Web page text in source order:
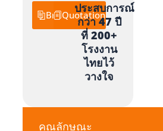
Brochure
Quotation
ประสบการณ์
กว่า 47 ปี
ที่ 200+
โรงงาน
ไทยไว้
วางใจ
คุณลักษณะ